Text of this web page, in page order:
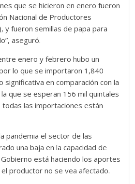
que se hicieron en enero fueron
Nacional de Productores
y fueron semillas de papa para
aseguró.
enero y febrero hubo un
lo que se importaron 1,840
significativa en comparación con la
que se esperan 156 mil quintales
todas las importaciones están
pandemia el sector de las
una baja en la capacidad de
está haciendo los aportes
productor no se vea afectado.